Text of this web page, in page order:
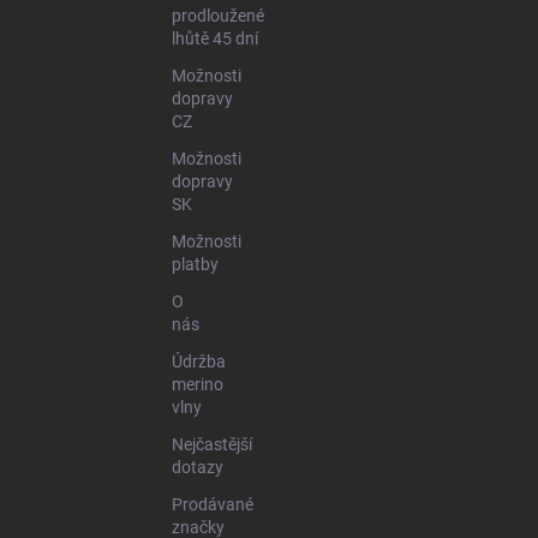
prodloužené
lhůtě 45 dní
Možnosti
dopravy
CZ
Možnosti
dopravy
SK
Možnosti
platby
O
nás
Údržba
merino
vlny
Nejčastější
dotazy
Prodávané
značky